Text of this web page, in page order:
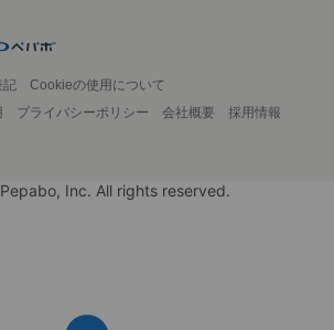
記
Cookieの使用について
プライバシーポリシー 会社概要
採用情報
Inc. All rights reserved.